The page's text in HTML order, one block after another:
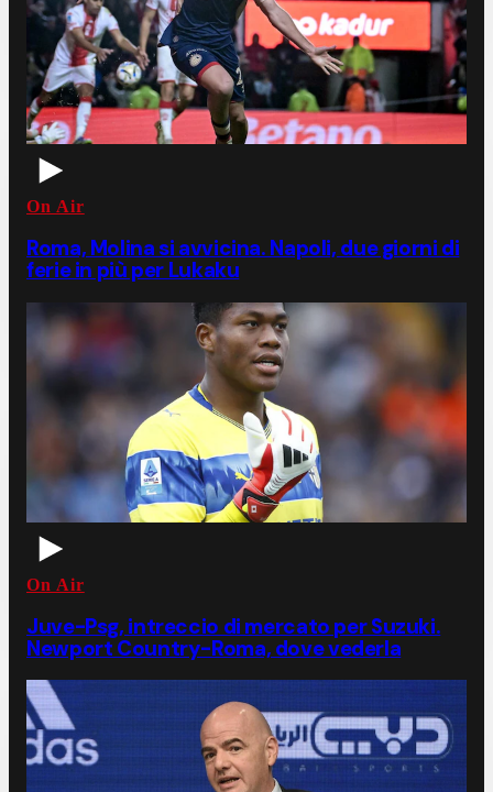
On Air
Roma, Molina si avvicina. Napoli, due giorni di
ferie in più per Lukaku
On Air
Juve-Psg, intreccio di mercato per Suzuki.
Newport Country-Roma, dove vederla